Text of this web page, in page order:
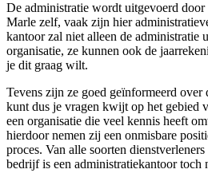
De administratie wordt uitgevoerd
Marle zelf, vaak zijn hier
kantoor zal niet alleen de administratie
organisatie, ze kunnen ook de
je dit graag wilt.
Tevens zijn ze goed geïnformeerd
kunt dus je vragen kwijt op het gebied
een organisatie die veel kennis heeft
hierdoor nemen zij een onmisbare
proces. Van alle soorten
bedrijf is een administratiekantoor toch